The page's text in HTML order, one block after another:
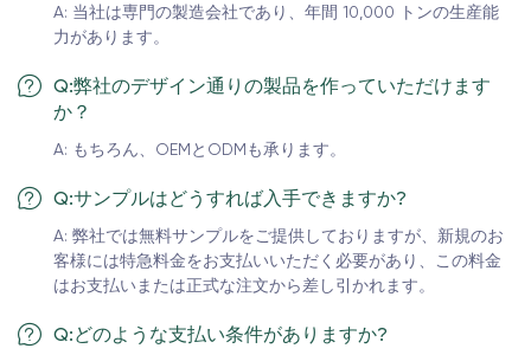
A: 当社は専門の製造会社であり、年間 10,000 トンの生産能
力があります。
Q:弊社のデザイン通りの製品を作っていただけます
か？
A: もちろん、OEMとODMも承ります。
Q:サンプルはどうすれば入手できますか?
A: 弊社では無料サンプルをご提供しておりますが、新規のお
客様には特急料金をお支払いいただく必要があり、この料金
はお支払いまたは正式な注文から差し引かれます。
Q:どのような支払い条件がありますか?